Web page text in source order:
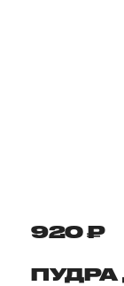
920 ₽
ПУДРА